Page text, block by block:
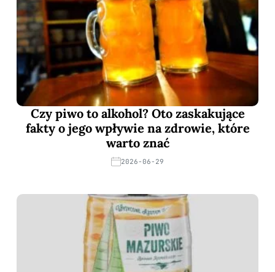
Czy piwo to alkohol? Oto zaskakujące
fakty o jego wpływie na zdrowie, które
warto znać
2026-06-29